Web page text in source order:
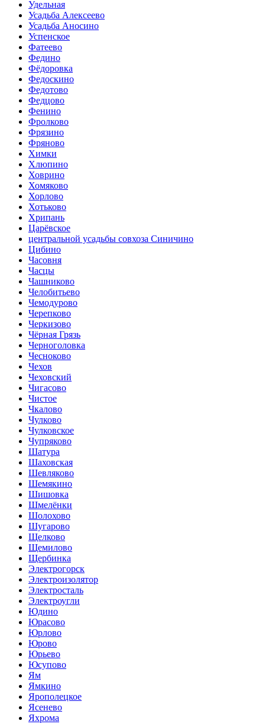
Удельная
Усадьба Алексеево
Усадьба Аносино
Успенское
Фатеево
Федино
Фёдоровка
Федоскино
Федотово
Федцово
Фенино
Фролково
Фрязино
Фряново
Химки
Хлюпино
Ховрино
Хомяково
Хорлово
Хотьково
Хрипань
Царёвское
центральной усадьбы совхоза Синичино
Цибино
Часовня
Часцы
Чашниково
Челобитьево
Чемодурово
Черепково
Черкизово
Чёрная Грязь
Черноголовка
Чесноково
Чехов
Чеховский
Чигасово
Чистое
Чкалово
Чулково
Чулковское
Чупряково
Шатура
Шаховская
Шевляково
Шемякино
Шишовка
Шмелёнки
Шолохово
Шугарово
Щелково
Щемилово
Щербинка
Электрогорск
Электроизолятор
Электросталь
Электроугли
Юдино
Юрасово
Юрлово
Юрово
Юрьево
Юсупово
Ям
Ямкино
Ярополецкое
Ясенево
Яхрома